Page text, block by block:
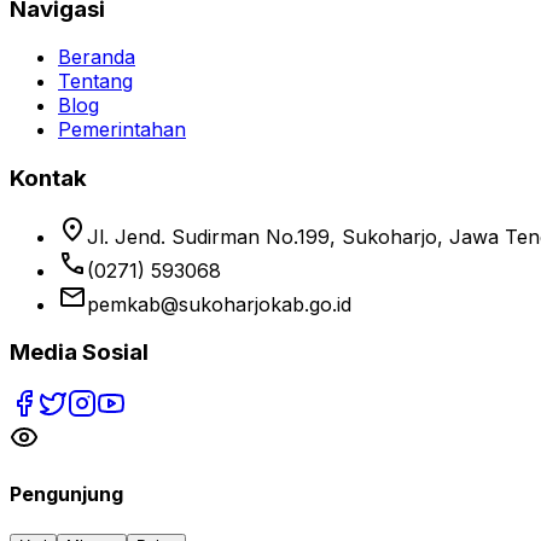
Navigasi
Beranda
Tentang
Blog
Pemerintahan
Kontak
location_on Jl. Jend. Sudirman No.199, Sukoharjo, Jawa
phone (0271) 593068
emailpemkab@sukoharjokab.go.id
Media Sosial
Pengunjung